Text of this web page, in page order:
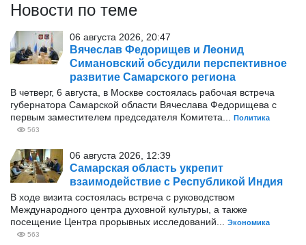
Новости по теме
06 августа 2026, 20:47
Вячеслав Федорищев и Леонид
Симановский обсудили перспективное
развитие Самарского региона
В четверг, 6 августа, в Москве состоялась рабочая встреча
губернатора Самарской области Вячеслава Федорищева с
первым заместителем председателя Комитета...
Политика
563
06 августа 2026, 12:39
Самарская область укрепит
взаимодействие с Республикой Индия
В ходе визита состоялась встреча с руководством
Международного центра духовной культуры, а также
посещение Центра прорывных исследований...
Экономика
563